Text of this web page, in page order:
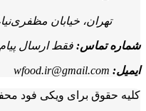
تهران، خیابان
شماره تماس: فقط ارسال پیام از
ایمیل: wfood.ir@gmail.com
کلیه حقوق برای ویکی فود